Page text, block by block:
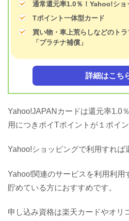
通常還元率1.0％！Yahoo!ショ
Tポイント一体型カード
買い物・車上荒らしなどのト
「プラチナ補償」
詳細はこち
Yahoo!JAPANカードは還元率1.0
用につきポイTポイントが１ポイン
Yahoo!ショッピングで利用すれば
Yahoo!関連のサービスを利用利用
貯めている方におすすめです。
申し込み資格は楽天カードやオリ